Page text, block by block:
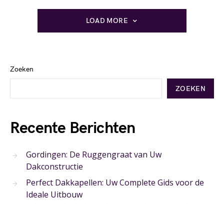
LOAD MORE
Zoeken
ZOEKEN
Recente Berichten
Gordingen: De Ruggengraat van Uw
Dakconstructie
Perfect Dakkapellen: Uw Complete Gids voor de
Ideale Uitbouw